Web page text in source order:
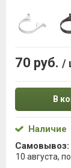
70 руб. /
В
Наличие
Самовывоз:
10 августа,